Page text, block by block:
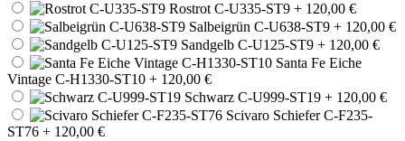
Rostrot C-U335-ST9 + 120,00 €
Salbeigrün C-U638-ST9 + 120,00 €
Sandgelb C-U125-ST9 + 120,00 €
Santa Fe Eiche
Vintage C-H1330-ST10 + 120,00 €
Schwarz C-U999-ST19 + 120,00 €
Scivaro Schiefer C-F235-
ST76 + 120,00 €